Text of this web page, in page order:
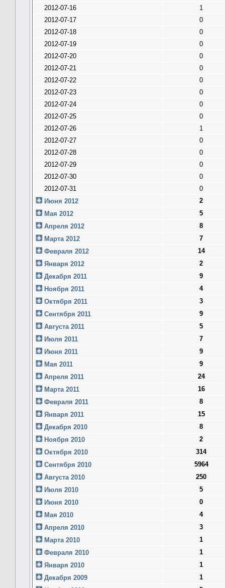
2012-07-16
1
2012-07-17
0
2012-07-18
0
2012-07-19
0
2012-07-20
0
2012-07-21
0
2012-07-22
0
2012-07-23
0
2012-07-24
0
2012-07-25
0
2012-07-26
1
2012-07-27
0
2012-07-28
0
2012-07-29
0
2012-07-30
0
2012-07-31
0
Июня 2012
2
Мая 2012
5
Апреля 2012
8
Марта 2012
7
Февраля 2012
14
Января 2012
2
Декабря 2011
9
Ноября 2011
4
Октября 2011
3
Сентября 2011
9
Августа 2011
5
Июля 2011
7
Июня 2011
9
Мая 2011
9
Апреля 2011
24
Марта 2011
16
Февраля 2011
8
Января 2011
15
Декабря 2010
8
Ноября 2010
2
Октября 2010
314
Сентября 2010
5964
Августа 2010
250
Июля 2010
5
Июня 2010
0
Мая 2010
4
Апреля 2010
3
Марта 2010
1
Февраля 2010
1
Января 2010
1
Декабря 2009
1